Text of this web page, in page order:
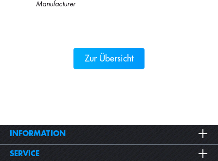
Manufacturer
Zur Übersicht
INFORMATION
SERVICE